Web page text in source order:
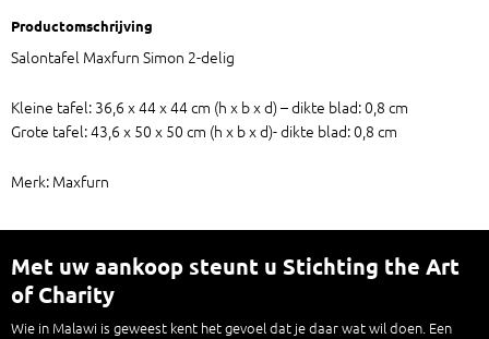
Productomschrijving
Salontafel Maxfurn Simon 2-delig
Kleine tafel: 36,6 x 44 x 44 cm (h x b x d) – dikte blad: 0,8 cm
Grote tafel: 43,6 x 50 x 50 cm (h x b x d)- dikte blad: 0,8 cm
Merk: Maxfurn
Met uw aankoop steunt u Stichting the Art
of Charity
Wie in Malawi is geweest kent het gevoel dat je daar wat wil doen. Een